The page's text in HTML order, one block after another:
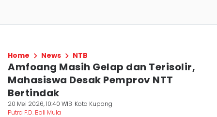
Home News NTB
Amfoang Masih Gelap dan Terisolir,
Mahasiswa Desak Pemprov NTT
Bertindak
20 Mei 2026, 10:40 WIB Kota Kupang
Putra F.D. Bali Mula